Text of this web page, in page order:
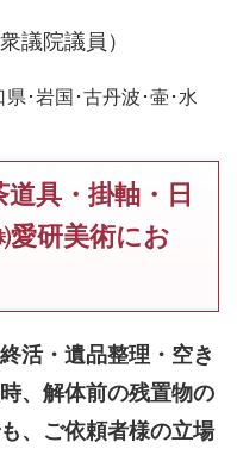
議院議員）
･岩国･古丹波･壷･水
具・掛軸・日
愛研美術にお
活・遺品整理・空き
、解体前の残置物の
、 ご依頼者様の立場